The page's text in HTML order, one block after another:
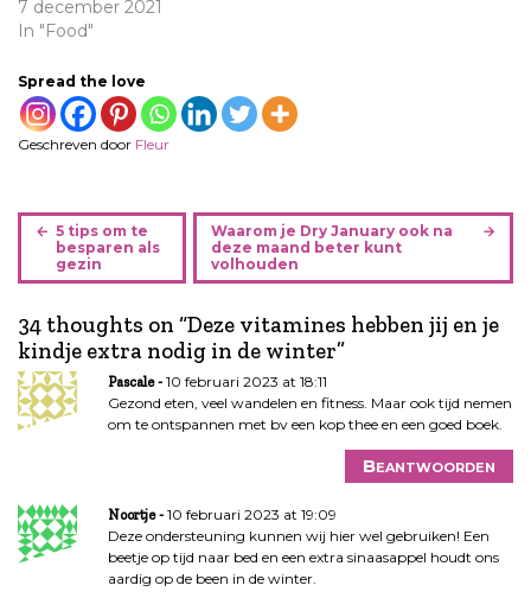
7 december 2021
In "Food"
Spread the love
Geschreven door Fleur
B
r
c
h
t
n
a
g
a
t
5 tips om te
besparen als
gezin
Waarom je Dry January ook na
deze maand beter kunt
volhouden
34 thoughts on “Deze vitamines hebben jij en je
kindje extra nodig in de winter”
Pascale
10 februari 2023 at 18:11
Gezond eten, veel wandelen en fitness. Maar ook tijd nemen
om te ontspannen met bv een kop thee en een goed boek.
Beantwoorden
Noortje
10 februari 2023 at 19:09
Deze ondersteuning kunnen wij hier wel gebruiken! Een
beetje op tijd naar bed en een extra sinaasappel houdt ons
aardig op de been in de winter.